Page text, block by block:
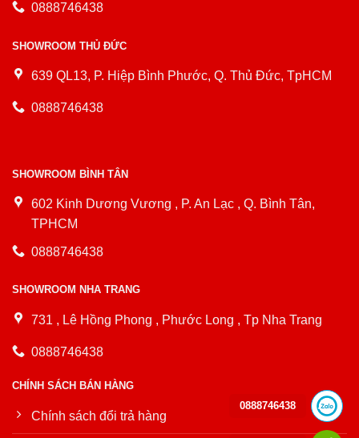
0888746438
SHOWROOM THỦ ĐỨC
639 QL13, P. Hiệp Bình Phước, Q. Thủ Đức, TpHCM
0888746438
SHOWROOM BÌNH TÂN
602 Kinh Dương Vương , P. An Lạc , Q. Bình Tân,
TPHCM
0888746438
SHOWROOM NHA TRANG
731 , Lê Hồng Phong , Phước Long , Tp Nha Trang
0888746438
CHÍNH SÁCH BÁN HÀNG
Chính sách đổi trả hàng
0888746438